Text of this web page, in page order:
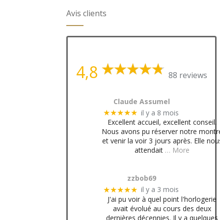
Avis clients
4,8 88 reviews
Claude Assumel
★★★★★ il y a 8 mois
Excellent accueil, excellent conseil.
Nous avons pu réserver notre
et venir la voir 3 jours après. Elle
attendait … More
zzbob69
★★★★★ il y a 3 mois
J'ai pu voir à quel point l'horlogerie
avait évolué au cours des deux
dernières décennies. Il y a quelques